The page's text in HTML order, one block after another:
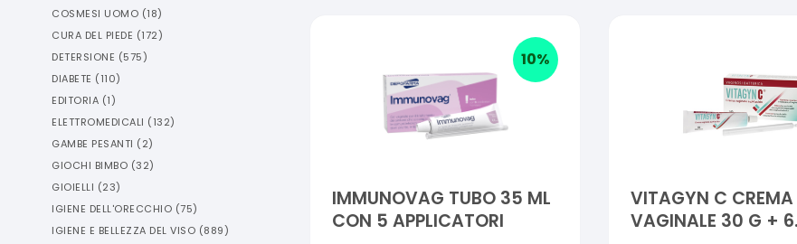
COSMESI UOMO (18)
CURA DEL PIEDE (172)
DETERSIONE (575)
DIABETE (110)
EDITORIA (1)
ELETTROMEDICALI (132)
GAMBE PESANTI (2)
GIOCHI BIMBO (32)
GIOIELLI (23)
IGIENE DELL'ORECCHIO (75)
IGIENE E BELLEZZA DEL VISO (889)
10%
IMMUNOVAG TUBO 35 ML
CON 5 APPLICATORI
VITAGYN C CREMA
VAGINALE 30 G + 6